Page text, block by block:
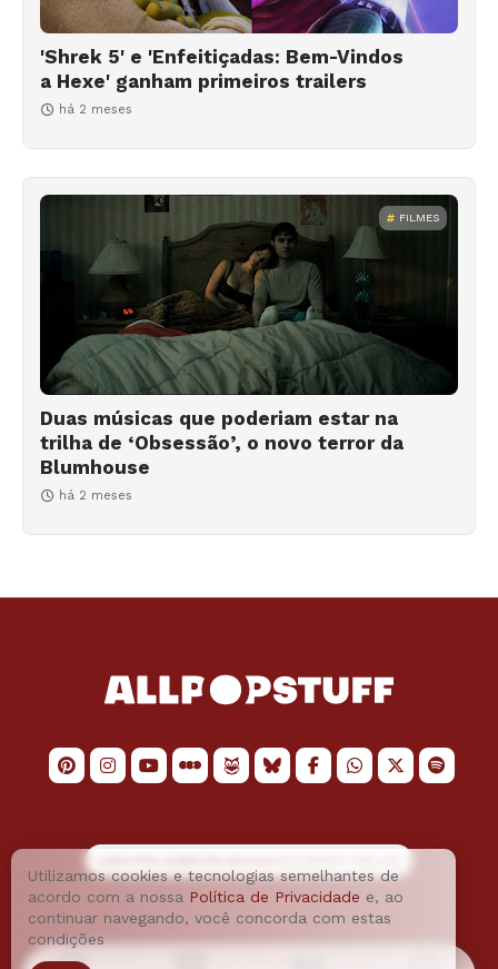
'Shrek 5' e 'Enfeitiçadas: Bem-Vindos
a Hexe' ganham primeiros trailers
há 2 meses
FILMES
Duas músicas que poderiam estar na
trilha de ‘Obsessão’, o novo terror da
Blumhouse
há 2 meses
Utilizamos cookies e tecnologias semelhantes de
acordo com a nossa Política de Privacidade e, ao
continuar navegando, você concorda com estas
condições